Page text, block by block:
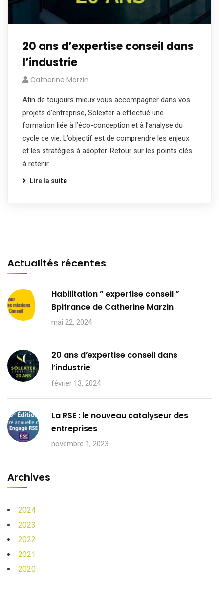
20 ans d’expertise conseil dans
l’industrie
Catherine Marzin
Afin de toujours mieux vous accompagner dans vos
projets d’entreprise, Solexter a effectué une
formation liée à l’éco-conception et à l’analyse du
cycle de vie. L’objectif est de comprendre les enjeux
et les stratégies à adopter. Retour sur les points clés
à retenir.
Lire la suite
Actualités récentes
Habilitation ” expertise conseil ”
Bpifrance de Catherine Marzin
mai 22, 2024
20 ans d’expertise conseil dans
l’industrie
février 13, 2024
La RSE : le nouveau catalyseur des
entreprises
novembre 1, 2023
Archives
2024
2023
2022
2021
2020